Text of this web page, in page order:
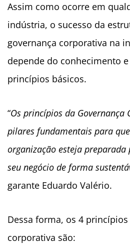
Assim como ocorre em
indústria, o sucesso da
governança corporativa na
depende do conhecimento
princípios básicos.
“Os princípios da Governança
pilares fundamentais para
organização esteja preparada
seu negócio de forma
garante Eduardo Valério.
Dessa forma, os 4
corporativa são: